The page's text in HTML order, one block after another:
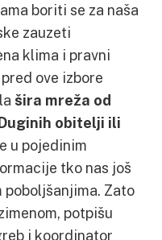
boriti se za naša
zauzeti
klima i pravni
ove izbore
šira mreža od
obitelji ili
u pojedinim
tko nas još
poboljšanjima. Zato
potpišu
i koordinator